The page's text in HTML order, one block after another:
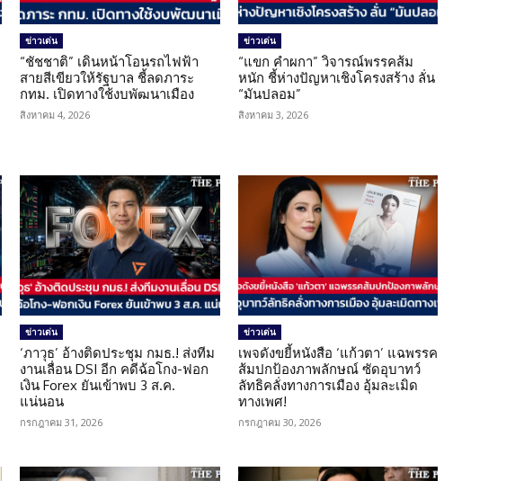
ข่าวเด่น
“ชัชชาติ” เดินหน้าโอนรถไฟฟ้า
สายสีเขียวให้รัฐบาล ชี้ลดภาระ
กทม. เปิดทางใช้งบพัฒนาเมือง
สิงหาคม 4, 2026
ข่าวเด่น
“แขก คำผกา” วิจารณ์พรรคส้ม
หนัก ชี้ห่างปัญหาเชิงโครงสร้าง ลั่น
“มันปลอม”
สิงหาคม 3, 2026
ข่าวเด่น
‘ภาวุธ’ อ้างติดประชุม กมธ.! ส่งทีม
งานเลื่อน DSI อีก คดีฉ้อโกง-ฟอก
เงิน Forex ยันเข้าพบ 3 ส.ค.
แน่นอน
กรกฎาคม 31, 2026
ข่าวเด่น
เพจดังขยี้หนังสือ ‘แก้วตา’ แฉพรรค
ส้มปกป้องภาพลักษณ์ ซัดอุบาทว์
ลัทธิคลั่งทางการเมือง อุ้มละเมิด
ทางเพศ!
กรกฎาคม 30, 2026